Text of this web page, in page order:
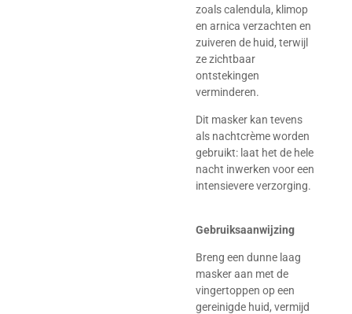
zoals calendula, klimop
en arnica verzachten en
zuiveren de huid, terwijl
ze zichtbaar
ontstekingen
verminderen.
Dit masker kan tevens
als nachtcrème worden
gebruikt: laat het de hele
nacht inwerken voor een
intensievere verzorging.
Gebruiksaanwijzing
Breng een dunne laag
masker aan met de
vingertoppen op een
gereinigde huid, vermijd